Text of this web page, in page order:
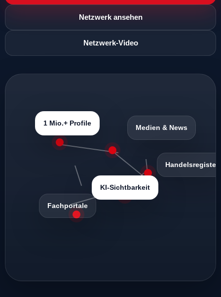
Netzwerk ansehen
Netzwerk-Video
1 Mio.+ Profile
Medien & News
Handelsregister
Fachportale
KI-Sichtbarkeit